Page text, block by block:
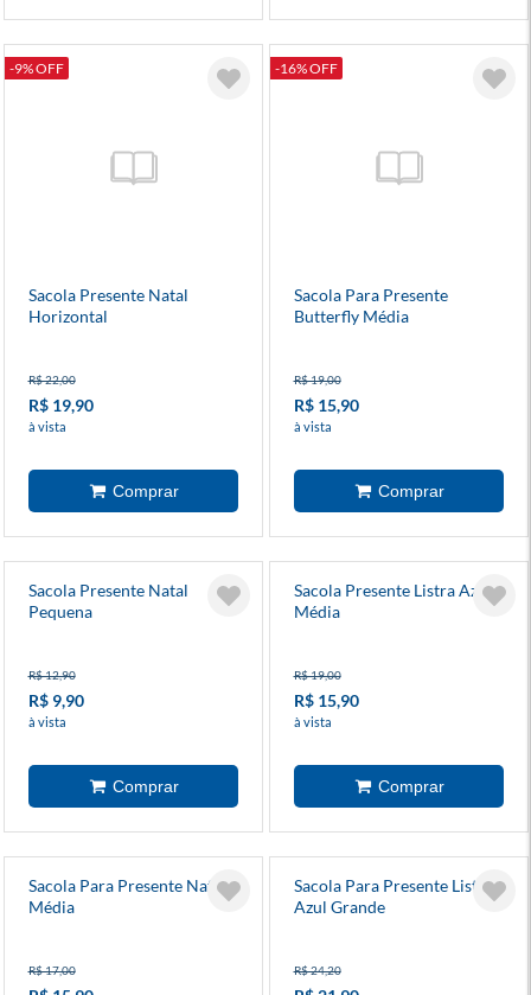
-9% OFF
Sacola Presente Natal
Horizontal
R$ 22,00
R$ 19,90
à vista
-16% OFF
Sacola Para Presente
Butterfly Média
R$ 19,00
R$ 15,90
à vista
Sacola Presente Natal
Pequena
R$ 12,90
R$ 9,90
à vista
Sacola Presente Listra Azul
Média
R$ 19,00
R$ 15,90
à vista
Sacola Para Presente Natal
Média
R$ 17,00
Sacola Para Presente Listra
Azul Grande
R$ 24,20